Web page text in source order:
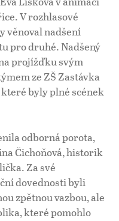
V rozhlasové
věnoval nadšení
pro druhé. Nadšený
projížďku svým
ze ZŠ Zastávka
byly plné scének
odborná porota,
Čichoňová, historik
Za své
dovednosti byli
zpětnou vazbou, ale
které pomohlo